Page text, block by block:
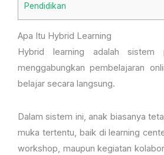
Pendidikan
Apa Itu Hybrid Learning
Hybrid learning adalah sistem
menggabungkan pembelajaran
belajar secara langsung.
Dalam sistem ini, anak biasanya
muka tertentu, baik di learning
workshop, maupun kegiatan